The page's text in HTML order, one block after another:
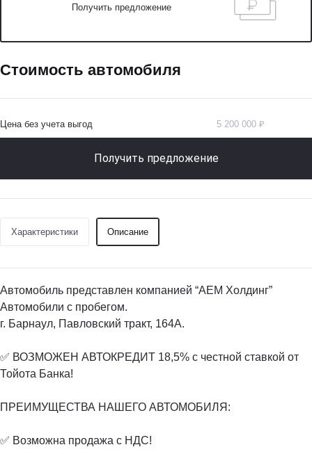
Получить предложение
Стоимость автомобиля
Цена без учета выгод 5 200 000 ₽
Получить предложение
Характеристики Описание
Автомобиль представлен компанией “АЕМ Холдинг”
Автомобили с пробегом.
г. Барнаул, Павловский тракт, 164А.
✅ ВОЗМОЖЕН АВТОКРЕДИТ 18,5% с честной ставкой от
Тойота Банка!
ПРЕИМУЩЕСТВА НАШЕГО АВТОМОБИЛЯ:
✅ Возможна продажа с НДС!